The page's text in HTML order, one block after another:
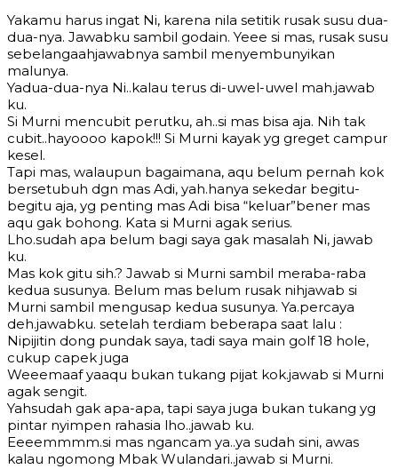
Yakamu harus ingat Ni, karena nila setitik rusak susu dua-
dua-nya. Jawabku sambil godain. Yeee si mas, rusak susu
sebelangaahjawabnya sambil menyembunyikan
malunya.
Yadua-dua-nya Ni..kalau terus di-uwel-uwel mah.jawab
ku.
Si Murni mencubit perutku, ah..si mas bisa aja. Nih tak
cubit..hayoooo kapok!!! Si Murni kayak yg greget campur
kesel.
Tapi mas, walaupun bagaimana, aqu belum pernah kok
bersetubuh dgn mas Adi, yah.hanya sekedar begitu-
begitu aja, yg penting mas Adi bisa “keluar”bener mas
aqu gak bohong. Kata si Murni agak serius.
Lho.sudah apa belum bagi saya gak masalah Ni, jawab
ku.
Mas kok gitu sih.? Jawab si Murni sambil meraba-raba
kedua susunya. Belum mas belum rusak nihjawab si
Murni sambil mengusap kedua susunya. Ya.percaya
deh.jawabku. setelah terdiam beberapa saat lalu :
Nipijitin dong pundak saya, tadi saya main golf 18 hole,
cukup capek juga
Weeemaaf yaaqu bukan tukang pijat kok.jawab si Murni
agak sengit.
Yahsudah gak apa-apa, tapi saya juga bukan tukang yg
pintar nyimpen rahasia lho..jawab ku.
Eeeemmmm.si mas ngancam ya..ya sudah sini, awas
kalau ngomong Mbak Wulandari..jawab si Murni.